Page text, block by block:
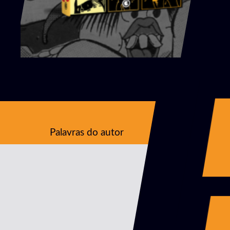
Palavras do autor